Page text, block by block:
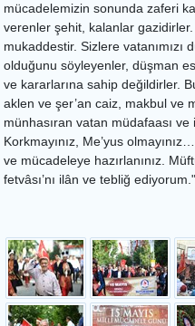
mücadelemizin sonunda zaferi
verenler şehit, kalanlar
mukaddestir. Sizlere
olduğunu söyleyenler, düşman
ve kararlarına sahip değildirler.
aklen ve şer’an caiz, makbul ve
münhasıran vatan müdafaası ve
Korkmayınız, Me’yus
ve mücadeleye hazırlanınız.
fetvâsı’nı ilân ve tebliğ ediyorum."